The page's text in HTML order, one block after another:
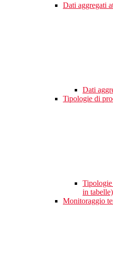
Dati aggregati
Dati
Tipologie di
in tabelle)
Monitoraggio